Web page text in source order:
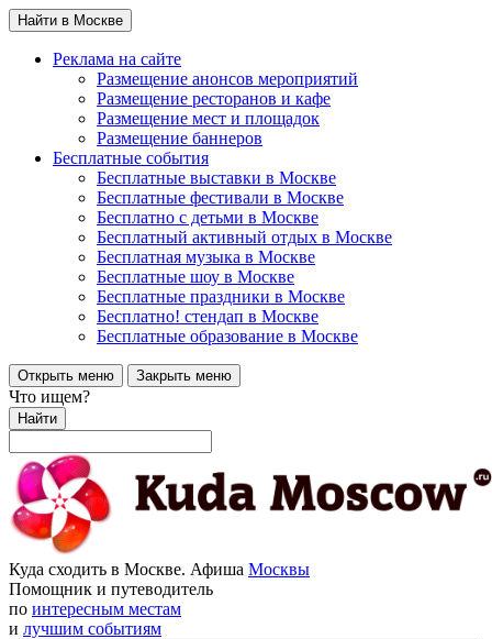
Найти в Москве
Реклама на сайте
Размещение анонсов мероприятий
Размещение ресторанов и кафе
Размещение мест и площадок
Размещение баннеров
Бесплатные события
Бесплатные выставки в Москве
Бесплатные фестивали в Москве
Бесплатно с детьми в Москве
Бесплатный активный отдых в Москве
Бесплатная музыка в Москве
Бесплатные шоу в Москве
Бесплатные праздники в Москве
Бесплатно! стендап в Москве
Бесплатные образование в Москве
Открыть меню Закрыть меню
Что ищем?
Найти
Куда сходить в Москве. Афиша Москвы
Помощник и путеводитель
по интересным местам
и лучшим событиям